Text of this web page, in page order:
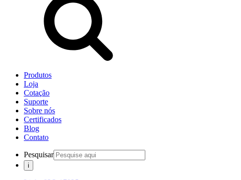
Produtos
Loja
Cotação
Suporte
Sobre nós
Certificados
Blog
Contato
Pesquisar